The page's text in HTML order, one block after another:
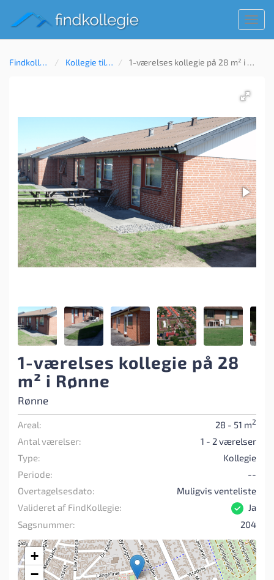
Findkollegie Kollegie til leje 1-værelses kollegie på 28 m² i Rønne
1-værelses kollegie på 28
m² i Rønne
Rønne
Areal: 28 - 51 m2
Antal værelser:
1 - 2 værelser
Type:
Kollegie
Periode:
--
Overtagelsesdato:
Muligvis venteliste
Valideret af FindKollegie:
Ja
Sagsnummer:
204
+
−